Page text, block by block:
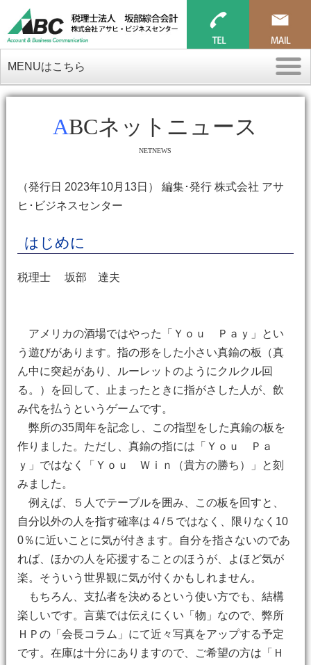
MENUはこちら
ABCネットニュース
NETNEWS
（発行日 2023年10月13日） 編集･発行 株式会社 アサ
ヒ･ビジネスセンター
はじめに
税理士 坂部 達夫
アメリカの酒場ではやった「Ｙｏｕ Ｐａｙ」とい
う遊びがあります。指の形をした小さい真鍮の板（真
ん中に突起があり、ルーレットのようにクルクル回
る。）を回して、止まったときに指がさした人が、飲
み代を払うというゲームです。
弊所の35周年を記念し、この指型をした真鍮の板を
作りました。ただし、真鍮の指には「Ｙｏｕ Ｐａ
ｙ」ではなく「Ｙｏｕ Ｗｉｎ（貴方の勝ち）」と刻
みました。
例えば、５人でテーブルを囲み、この板を回すと、
自分以外の人を指す確率は４/５ではなく、限りなく10
0％に近いことに気が付きます。自分を指さないのであ
れば、ほかの人を応援することのほうが、よほど気が
楽。そういう世界観に気が付くかもしれません。
もちろん、支払者を決めるという使い方でも、結構
楽しいです。言葉では伝えにくい「物」なので、弊所
ＨＰの「会長コラム」にて近々写真をアップする予定
です。在庫は十分にありますので、ご希望の方は「Ｈ